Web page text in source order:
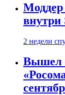
Моддер
внутри
2 недели
Вышел